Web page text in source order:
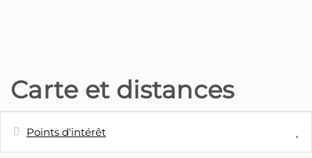
Carte et distances
Points d'intérêt